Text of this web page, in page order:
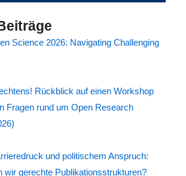
Science 2026: Navigating Challenging
Rückblick auf einen Workshop
Fragen rund um Open Research
und politischem Anspruch:
wir gerechte Publikationsstrukturen?